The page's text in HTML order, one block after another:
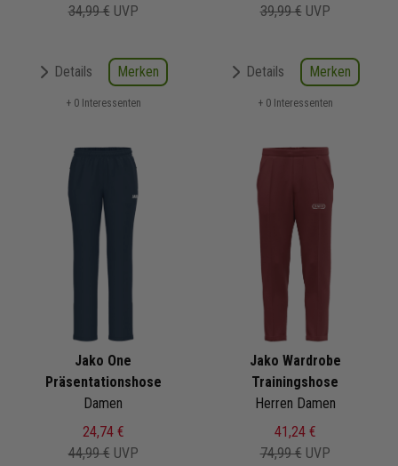
34,99 € UVP
Details Merken
+ 0 Interessenten
39,99 € UVP
Details Merken
+ 0 Interessenten
Jako One
Präsentationshose
Damen
24,74 €
44,99 € UVP
Jako Wardrobe
Trainingshose
Herren Damen
41,24 €
74,99 € UVP